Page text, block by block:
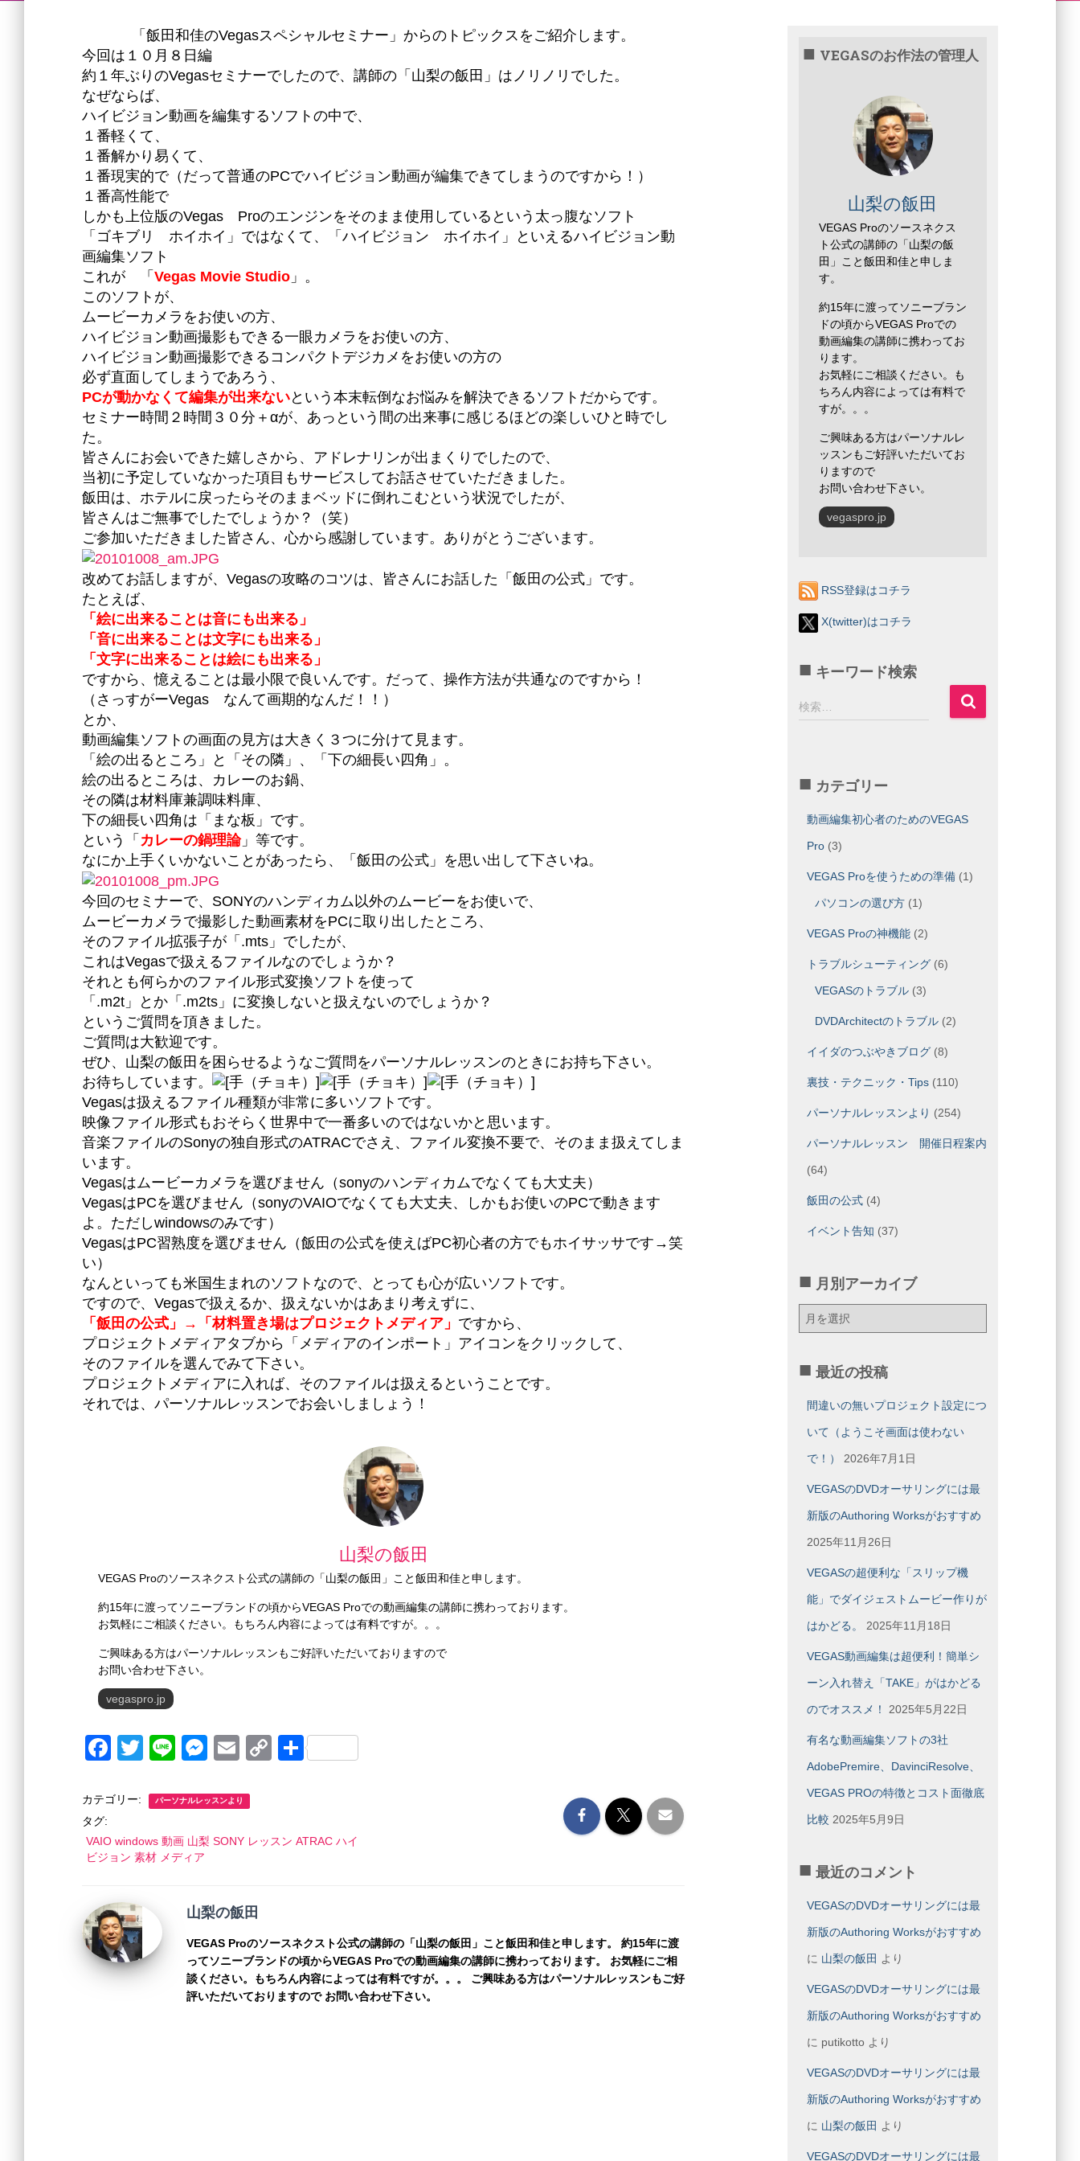
「飯田和佳のVegasスペシャルセミナー」からのトピックスをご紹介します。
今回は１０月８日編
約１年ぶりのVegasセミナーでしたので、講師の「山梨の飯田」はノリノリでした。
なぜならば、
ハイビジョン動画を編集するソフトの中で、
１番軽くて、
１番解かり易くて、
１番現実的で（だって普通のPCでハイビジョン動画が編集できてしまうのですから！）
１番高性能で
しかも上位版のVegas Proのエンジンをそのまま使用しているという太っ腹なソフト
「ゴキブリ ホイホイ」ではなくて、「ハイビジョン ホイホイ」といえるハイビジョン動
画編集ソフト
これが 「 Vegas Movie Studio 」。
このソフトが、
ムービーカメラをお使いの方、
ハイビジョン動画撮影もできる一眼カメラをお使いの方、
ハイビジョン動画撮影できるコンパクトデジカメをお使いの方の
必ず直面してしまうであろう、
PCが動かなくて編集が出来ないという本末転倒なお悩みを解決できるソフトだからです。
セミナー時間２時間３０分＋αが、あっという間の出来事に感じるほどの楽しいひと時でし
た。
皆さんにお会いできた嬉しさから、アドレナリンが出まくりでしたので、
当初に予定していなかった項目もサービスしてお話させていただきました。
飯田は、ホテルに戻ったらそのままベッドに倒れこむという状況でしたが、
皆さんはご無事でしたでしょうか？（笑）
ご参加いただきました皆さん、心から感謝しています。ありがとうございます。
改めてお話しますが、Vegasの攻略のコツは、皆さんにお話した「飯田の公式」です。
たとえば、
「絵に出来ることは音にも出来る」
「音に出来ることは文字にも出来る」
「文字に出来ることは絵にも出来る」
ですから、憶えることは最小限で良いんです。だって、操作方法が共通なのですから！
（さっすがーVegas なんて画期的なんだ！！）
とか、
動画編集ソフトの画面の見方は大きく３つに分けて見ます。
「絵の出るところ」と「その隣」、「下の細長い四角」。
絵の出るところは、カレーのお鍋、
その隣は材料庫兼調味料庫、
下の細長い四角は「まな板」です。
という「 カレーの鍋理論」等です。
なにか上手くいかないことがあったら、「飯田の公式」を思い出して下さいね。
今回のセミナーで、SONYのハンディカム以外のムービーをお使いで、
ムービーカメラで撮影した動画素材をPCに取り出したところ、
そのファイル拡張子が「.mts」でしたが、
これはVegasで扱えるファイルなのでしょうか？
それとも何らかのファイル形式変換ソフトを使って
「.m2t」とか「.m2ts」に変換しないと扱えないのでしょうか？
というご質問を頂きました。
ご質問は大歓迎です。
ぜひ、山梨の飯田を困らせるようなご質問をパーソナルレッスンのときにお持ち下さい。
お待ちしています。
Vegasは扱えるファイル種類が非常に多いソフトです。
映像ファイル形式もおそらく世界中で一番多いのではないかと思います。
音楽ファイルのSonyの独自形式のATRACでさえ、ファイル変換不要で、そのまま扱えてしま
います。
Vegasはムービーカメラを選びません（sonyのハンディカムでなくても大丈夫）
VegasはPCを選びません（sonyのVAIOでなくても大丈夫、しかもお使いのPCで動きます
よ。ただしwindowsのみです）
VegasはPC習熟度を選びません（飯田の公式を使えばPC初心者の方でもホイサッサです→笑
い）
なんといっても米国生まれのソフトなので、とっても心が広いソフトです。
ですので、Vegasで扱えるか、扱えないかはあまり考えずに、
「飯田の公式」→「材料置き場はプロジェクトメディア」 ですから、
プロジェクトメディアタブから「メディアのインポート」アイコンをクリックして、
そのファイルを選んでみて下さい。
プロジェクトメディアに入れば、そのファイルは扱えるということです。
それでは、パーソナルレッスンでお会いしましょう！
山梨の飯田
VEGAS Proのソースネクスト公式の講師の「山梨の飯田」こと飯田和佳と申します。
約15年に渡ってソニーブランドの頃からVEGAS Proでの動画編集の講師に携わっております。
お気軽にご相談ください。もちろん内容によっては有料ですが。。。
ご興味ある方はパーソナルレッスンもご好評いただいておりますので
お問い合わせ下さい。
vegaspro.jp
F
c
b
o
k
T
tt
Li
e
M
ss
n
er
E
ail
C
Li
共
カテゴリー: パーソナルレッスンより
タグ:
VAIO windows 動画 山梨 SONY レッスン ATRAC ハイ
ビジョン 素材 メディア
山梨の飯田
VEGAS Proのソースネクスト公式の講師の「山梨の飯田」こと飯田和佳と申します。 約15年に渡
ってソニーブランドの頃からVEGAS Proでの動画編集の講師に携わっております。 お気軽にご相
談ください。もちろん内容によっては有料ですが。。。 ご興味ある方はパーソナルレッスンもご好
評いただいておりますので お問い合わせ下さい。
VEGASのお作法の管理人
山梨の飯田
VEGAS Proのソースネクス
ト公式の講師の「山梨の飯
田」こと飯田和佳と申しま
す。
約15年に渡ってソニーブラン
ドの頃からVEGAS Proでの
動画編集の講師に携わってお
ります。
お気軽にご相談ください。も
ちろん内容によっては有料で
すが。。。
ご興味ある方はパーソナルレ
ッスンもご好評いただいてお
りますので
お問い合わせ下さい。
vegaspro.jp
RSS登録はコチラ
X(twitter)はコチラ
キーワード検索
検
索
検索…
カテゴリー
動画編集初心者のためのVEGAS
Pro(3)
VEGAS Proを使うための準備(1)
パソコンの選び方(1)
VEGAS Proの神機能(2)
トラブルシューティング(6)
VEGASのトラブル(3)
DVDArchitectのトラブル(2)
イイダのつぶやきブログ(8)
裏技・テクニック・Tips(110)
パーソナルレッスンより (254)
パーソナルレッスン 開催日程案内
(64)
飯田の公式(4)
イベント告知 (37)
月別アーカイブ
月
別
カ
ブ
最近の投稿
間違いの無いプロジェクト設定につ
いて（ようこそ画面は使わない
で！） 2026年7月1日
VEGASのDVDオーサリングには最
新版のAuthoring Worksがおすすめ
2025年11月26日
VEGASの超便利な「スリップ機
能」でダイジェストムービー作りが
はかどる。 2025年11月18日
VEGAS動画編集は超便利！簡単シ
ーン入れ替え「TAKE」がはかどる
のでオススメ！ 2025年5月22日
有名な動画編集ソフトの3社
AdobePremire、DavinciResolve、
VEGAS PROの特徴とコスト面徹底
比較 2025年5月9日
最近のコメント
VEGASのDVDオーサリングには最
新版のAuthoring Worksがおすすめ
に 山梨の飯田 より
VEGASのDVDオーサリングには最
新版のAuthoring Worksがおすすめ
に putikottoより
VEGASのDVDオーサリングには最
新版のAuthoring Worksがおすすめ
に 山梨の飯田 より
VEGASのDVDオーサリングには最